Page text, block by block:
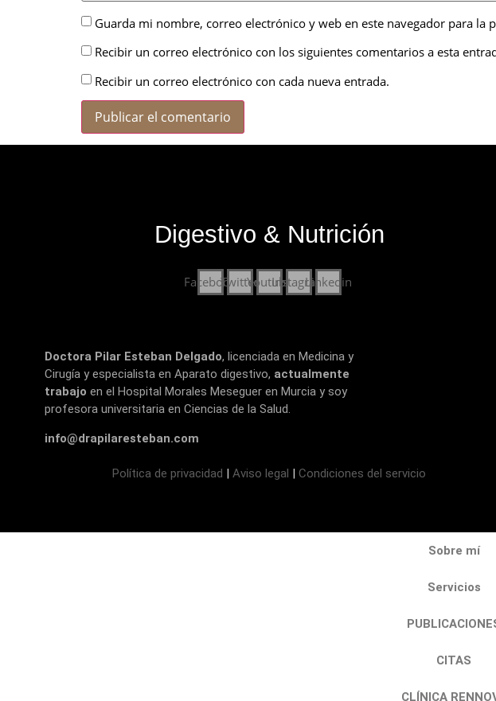
Guarda mi nombre, correo electrónico y web en este navegador para la
Recibir un correo electrónico con los siguientes comentarios a esta
Recibir un correo electrónico con cada nueva entrada.
Digestivo & Nutrición
FacebookTwitterYoutubeInstagramLinkedin
Doctora Pilar Esteban Delgado, licenciada en Medicina y
Cirugía y especialista en Aparato digestivo, actualmente
trabajo en el Hospital Morales Meseguer en Murcia y soy
profesora universitaria en Ciencias de la Salud.
info@drapilaresteban.com
Política de privacidad |Aviso legal |Condiciones del servicio
Sobre mí
Servicios
CITAS
CLÍNICA